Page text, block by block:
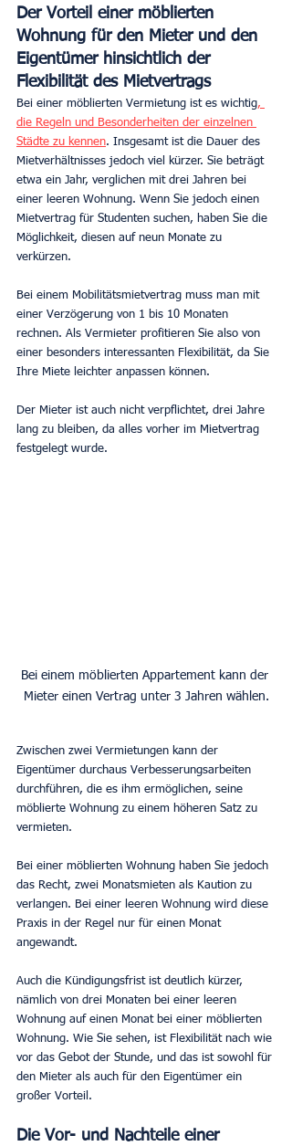
Der Vorteil einer möblierten
Wohnung für den Mieter und den
Eigentümer hinsichtlich der
Flexibilität des Mietvertrags
Bei einer möblierten Vermietung ist es wichtig,
die Regeln und Besonderheiten der einzelnen
Städte zu kennen. Insgesamt ist die Dauer des
Mietverhältnisses jedoch viel kürzer. Sie beträgt
etwa ein Jahr, verglichen mit drei Jahren bei
einer leeren Wohnung. Wenn Sie jedoch einen
Mietvertrag für Studenten suchen, haben Sie die
Möglichkeit, diesen auf neun Monate zu
verkürzen.
Bei einem Mobilitätsmietvertrag muss man mit
einer Verzögerung von 1 bis 10 Monaten
rechnen. Als Vermieter profitieren Sie also von
einer besonders interessanten Flexibilität, da Sie
Ihre Miete leichter anpassen können.
Der Mieter ist auch nicht verpflichtet, drei Jahre
lang zu bleiben, da alles vorher im Mietvertrag
festgelegt wurde.
Bei einem möblierten Appartement kann der
Mieter einen Vertrag unter 3 Jahren wählen.
Zwischen zwei Vermietungen kann der
Eigentümer durchaus Verbesserungsarbeiten
durchführen, die es ihm ermöglichen, seine
möblierte Wohnung zu einem höheren Satz zu
vermieten.
Bei einer möblierten Wohnung haben Sie jedoch
das Recht, zwei Monatsmieten als Kaution zu
verlangen. Bei einer leeren Wohnung wird diese
Praxis in der Regel nur für einen Monat
angewandt.
Auch die Kündigungsfrist ist deutlich kürzer,
nämlich von drei Monaten bei einer leeren
Wohnung auf einen Monat bei einer möblierten
Wohnung. Wie Sie sehen, ist Flexibilität nach wie
vor das Gebot der Stunde, und das ist sowohl für
den Mieter als auch für den Eigentümer ein
großer Vorteil.
Die Vor- und Nachteile einer